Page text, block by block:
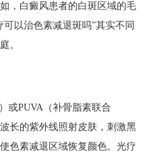
，白癜风患者的白斑区域的毛
以治色素减退斑吗”其实不同
。
或PUVA（补骨脂素联合
长的紫外线照射皮肤，刺激黑
色素减退区域恢复颜色。光疗